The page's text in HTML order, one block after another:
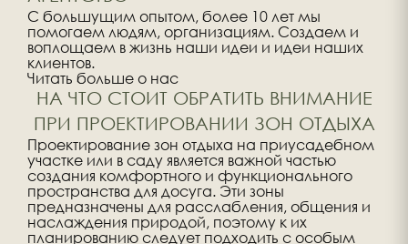
С большущим опытом, более 10 лет мы
помогаем людям, организациям. Создаем и
воплощаем в жизнь наши идеи и идеи наших
клиентов.
Читать больше о нас
НА ЧТО СТОИТ ОБРАТИТЬ ВНИМАНИЕ
ПРИ ПРОЕКТИРОВАНИИ ЗОН ОТДЫХА
Проектирование зон отдыха на приусадебном
участке или в саду является важной частью
создания комфортного и функционального
пространства для досуга. Эти зоны
предназначены для расслабления, общения и
наслаждения природой, поэтому к их
планированию следует подходить с особым